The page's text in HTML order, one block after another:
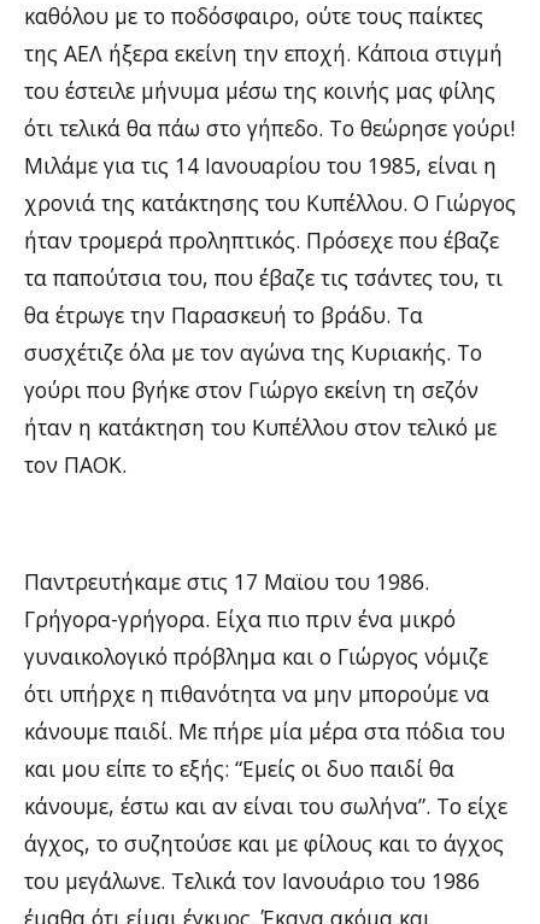
καθόλου με το ποδόσφαιρο, ούτε τους παίκτες
της ΑΕΛ ήξερα εκείνη την εποχή. Κάποια στιγμή
του έστειλε μήνυμα μέσω της κοινής μας φίλης
ότι τελικά θα πάω στο γήπεδο. Το θεώρησε γούρι!
Μιλάμε για τις 14 Ιανουαρίου του 1985, είναι η
χρονιά της κατάκτησης του Κυπέλλου. Ο Γιώργος
ήταν τρομερά προληπτικός. Πρόσεχε που έβαζε
τα παπούτσια του, που έβαζε τις τσάντες του, τι
θα έτρωγε την Παρασκευή το βράδυ. Τα
συσχέτιζε όλα με τον αγώνα της Κυριακής. Το
γούρι που βγήκε στον Γιώργο εκείνη τη σεζόν
ήταν η κατάκτηση του Κυπέλλου στον τελικό με
τον ΠΑΟΚ.
Παντρευτήκαμε στις 17 Μαϊου του 1986.
Γρήγορα-γρήγορα. Είχα πιο πριν ένα μικρό
γυναικολογικό πρόβλημα και ο Γιώργος νόμιζε
ότι υπήρχε η πιθανότητα να μην μπορούμε να
κάνουμε παιδί. Με πήρε μία μέρα στα πόδια του
και μου είπε το εξής: “Εμείς οι δυο παιδί θα
κάνουμε, έστω και αν είναι του σωλήνα”. Το είχε
άγχος, το συζητούσε και με φίλους και το άγχος
του μεγάλωνε. Τελικά τον Ιανουάριο του 1986